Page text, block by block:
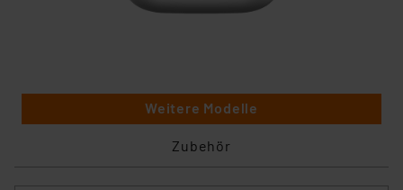
Weitere Modelle
Zubehör